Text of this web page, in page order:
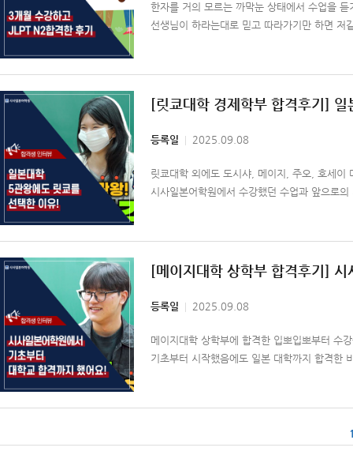
한자를 거의 모르는 까막눈 상태에서 수업을 듣
선생님이 하라는대로 믿고 따라가기만 하면
[릿쿄대학 경제학부 합격후기]
등록일 2025.09.08
릿쿄대학 외에도 도시샤, 메이지, 주오, 호세
시사일본어학원에서 수강했던 수업과 앞으로
[메이지대학 상학부 합격후기]
등록일 2025.09.08
메이지대학 상학부에 합격한 입뽀입뽀부터 수
기초부터 시작했음에도 일본 대학까지 합격한